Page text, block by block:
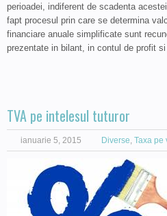
perioadei, indiferent de scadenta
fapt procesul prin care se determina
financiare anuale simplificate sunt
prezentate in bilant, in contul de profit
TVA pe intelesul tuturor
ianuarie 5, 2015 Diverse Taxa pe